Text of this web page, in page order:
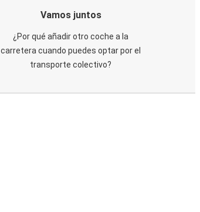
Vamos juntos
¿Por qué añadir otro coche a la
carretera cuando puedes optar por el
transporte colectivo?